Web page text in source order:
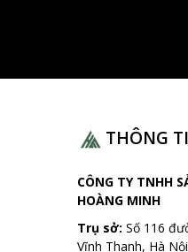
THÔNG
CÔNG TY TNHH
HOÀNG MINH
Trụ sở: Số 116
Vĩnh Thanh, Hà